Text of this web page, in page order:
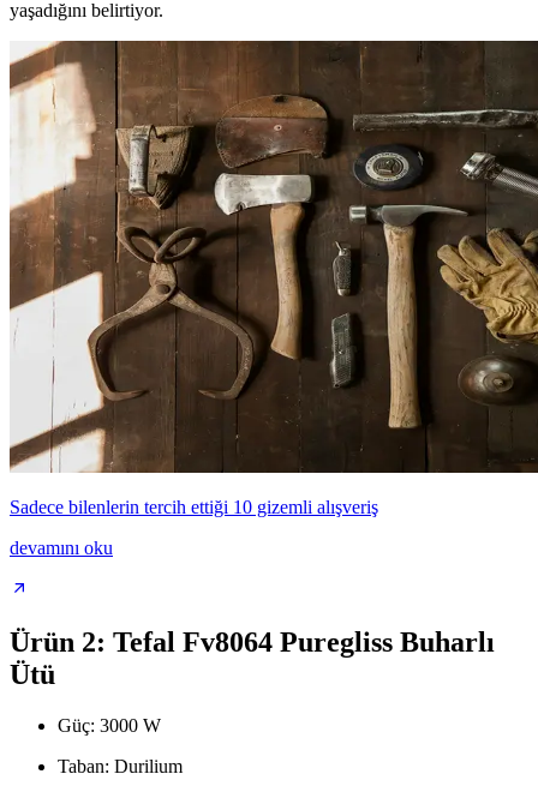
yaşadığını belirtiyor.
Sadece bilenlerin tercih ettiği 10 gizemli alışveriş
devamını oku
Ürün 2: Tefal Fv8064 Puregliss Buharlı
Ütü
Güç: 3000 W
Taban: Durilium